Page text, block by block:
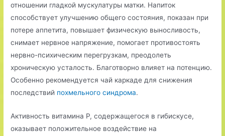
отношении гладкой мускулатуры матки. Напиток
способствует улучшению общего состояния, показан при
потере аппетита, повышает физическую выносливость,
снимает нервное напряжение, помогает противостоять
нервно-психическим перегрузкам, преодолеть
хроническую усталость. Благотворно влияет на потенцию.
Особенно рекомендуется чай каркаде для снижения
последствий похмельного синдрома.
Активность витамина P, содержащегося в гибискусе,
оказывает положительное воздействие на